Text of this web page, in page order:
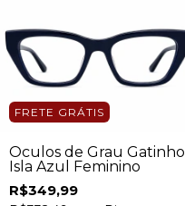
FRETE GRÁTIS
Óculos de Grau Gatinho
Isla Azul Feminino
R$349,99